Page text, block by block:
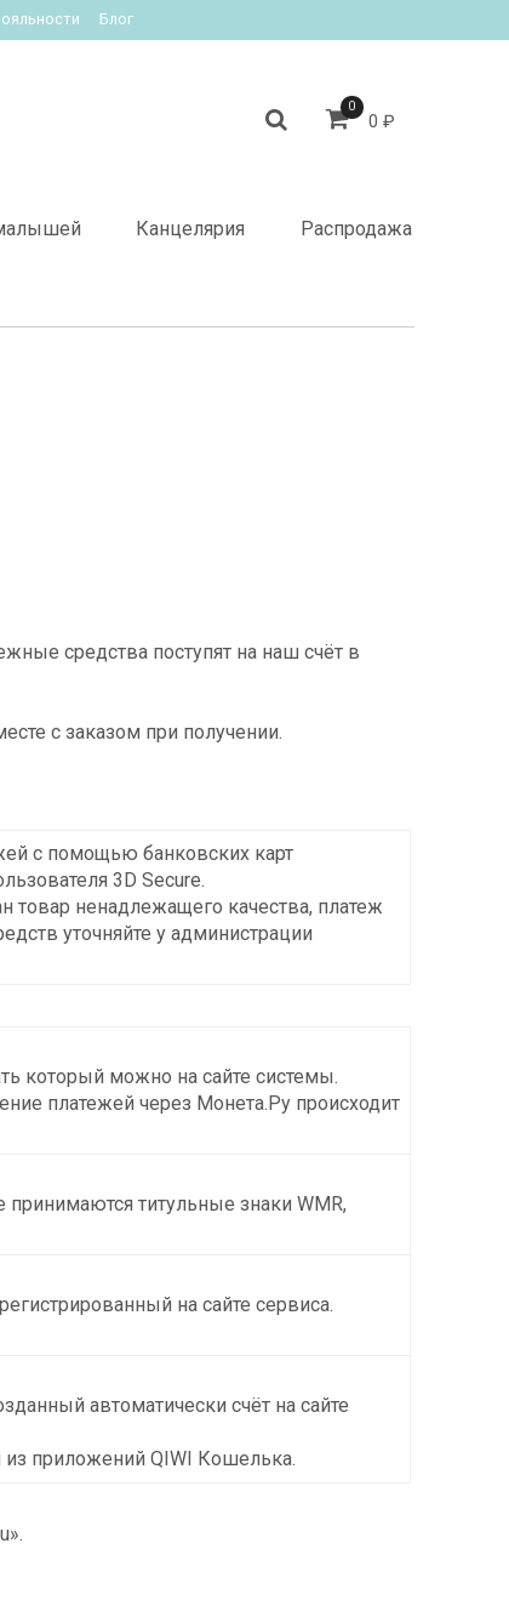
Блог
0
0 ₽
Канцелярия Распродажа
средства поступят на наш счёт в
с заказом при получении.
с помощью банковских карт
3D Secure.
товар ненадлежащего качества, платеж
уточняйте у администрации
который можно на сайте системы.
платежей через Монета.Ру происходит
титульные знаки WMR,
на сайте сервиса.
автоматически счёт на сайте
из приложений QIWI Кошелька.